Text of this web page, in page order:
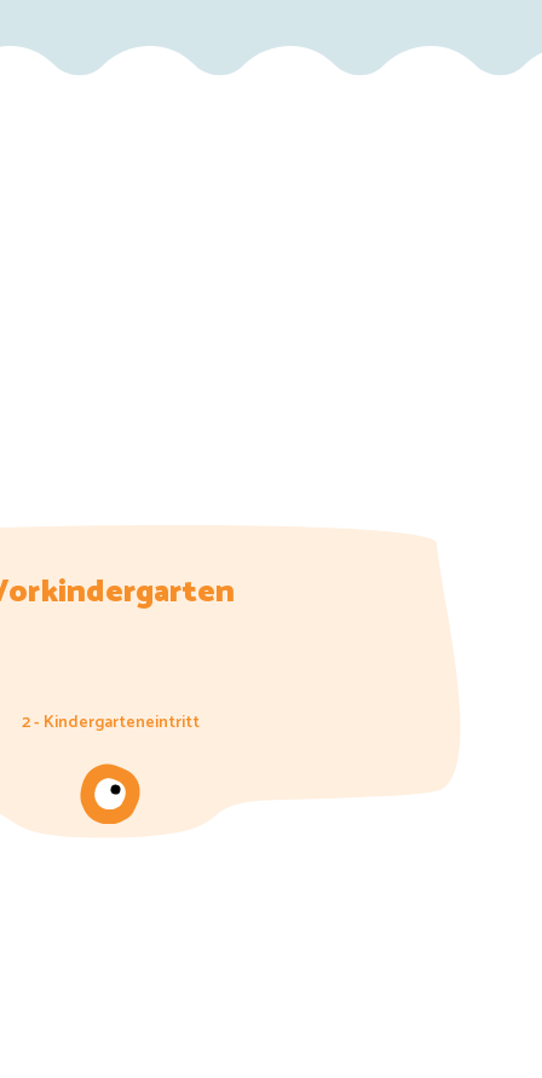
2 - Kindergarteneintritt